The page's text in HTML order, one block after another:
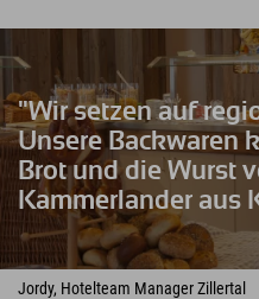
"Wir setzen auf
Unsere Backwaren
Brot und die Wurst
Kammerlander aus
Jordy, Hotelteam Manager Zillertal